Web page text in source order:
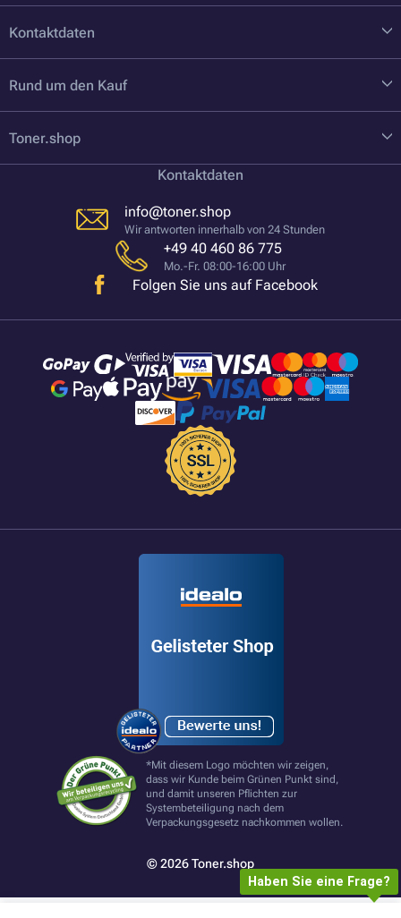
Kontaktdaten
Rund um den Kauf
Toner.shop
Kontaktdaten
info@toner.shop
Wir antworten innerhalb von 24 Stunden
+49 40 460 86 775
Mo.-Fr. 08:00-16:00 Uhr
Folgen Sie uns auf Facebook
*Mit diesem Logo möchten wir zeigen,
dass wir Kunde beim Grünen Punkt sind,
und damit unseren Pflichten zur
Systembeteiligung nach dem
Verpackungsgesetz nachkommen wollen.
© 2026 Toner.shop
Haben Sie eine Frage?